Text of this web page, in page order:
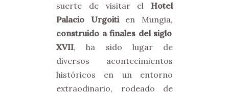
suerte de visitar el Hotel
Palacio Urgoiti en Mungia,
construido a finales del siglo
XVII, ha sido lugar de
diversos acontecimientos
históricos en un entorno
extraodinario, rodeado de